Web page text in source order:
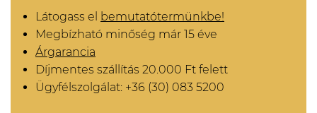
Látogass el bemutatótermünkbe!
Megbízható minőség már 15 éve
Árgarancia
Díjmentes szállítás 20.000 Ft felett
Ügyfélszolgálat: +36 (30) 083 5200